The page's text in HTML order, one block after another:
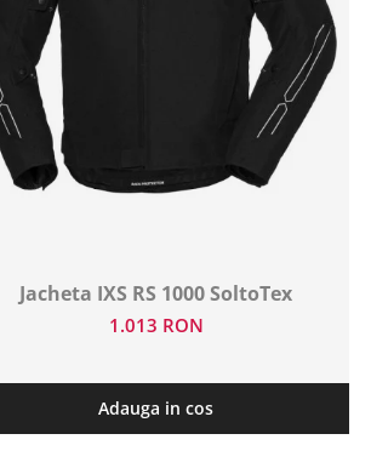
Jacheta IXS RS 1000 SoltoTex
1.013 RON
Adauga in cos